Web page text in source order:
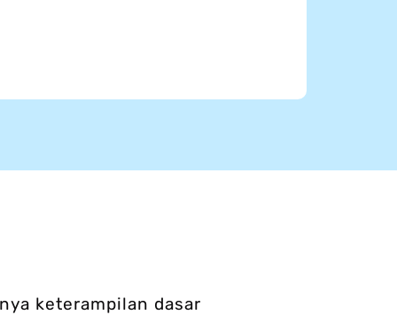
keterampilan dasar